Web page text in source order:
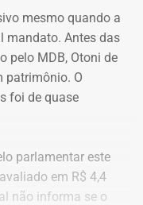
do ambiente de
para o Estado do
foi marcada pelo
gestão pública, a
do
de tristeza,
bem comum”, disse
mesmo quando a
mandato. Antes das
pelo MDB, Otoni de
patrimônio. O
foi de quase
parlamentar este
em R$ 4,4
não informa se o